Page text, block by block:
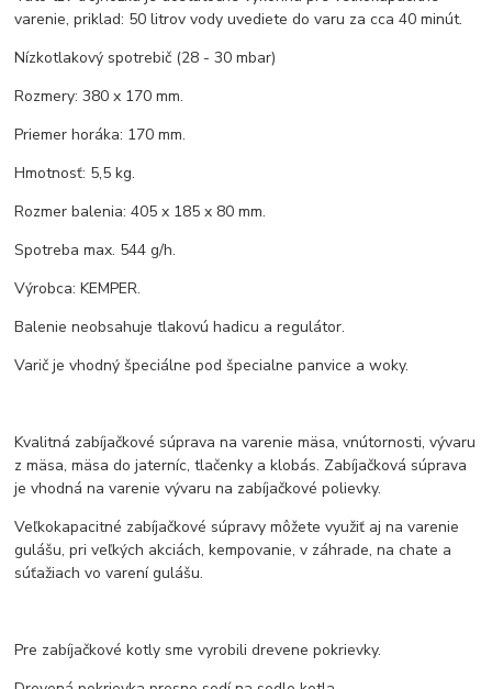
varenie, priklad: 50 litrov vody uvediete do varu za cca 40 minút.
Nízkotlakový spotrebič (28 - 30 mbar)
Rozmery: 380 x 170 mm.
Priemer horáka: 170 mm.
Hmotnosť: 5,5 kg.
Rozmer balenia: 405 x 185 x 80 mm.
Spotreba max. 544 g/h.
Výrobca: KEMPER.
Balenie neobsahuje tlakovú hadicu a regulátor.
Varič je vhodný špeciálne pod špecialne panvice a woky.
Kvalitná zabíjačkové súprava na varenie mäsa, vnútornosti, vývaru
z mäsa, mäsa do jaterníc, tlačenky a klobás. Zabíjačková súprava
je vhodná na varenie vývaru na zabíjačkové polievky.
Veľkokapacitné zabíjačkové súpravy môžete využiť aj na varenie
gulášu, pri veľkých akciách, kempovanie, v záhrade, na chate a
súťažiach vo varení gulášu.
Pre zabíjačkové kotly sme vyrobili drevene pokrievky.